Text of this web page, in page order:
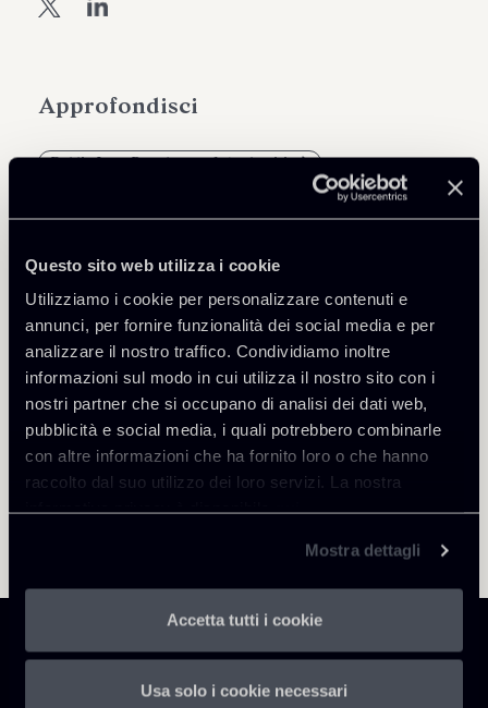
Questo sito web utilizza i cookie
Utilizziamo i cookie per personalizzare contenuti e
annunci, per fornire funzionalità dei social media e per
analizzare il nostro traffico. Condividiamo inoltre
informazioni sul modo in cui utilizza il nostro sito con i
nostri partner che si occupano di analisi dei dati web,
pubblicità e social media, i quali potrebbero combinarle
con altre informazioni che ha fornito loro o che hanno
raccolto dal suo utilizzo dei loro servizi. La nostra
informativa privacy è disponibilequi.
Mostra dettagli
Accetta tutti i cookie
Usa solo i cookie necessari
Approfondisci
Public Law, Regulatory & Authorities
Torna agli Insights